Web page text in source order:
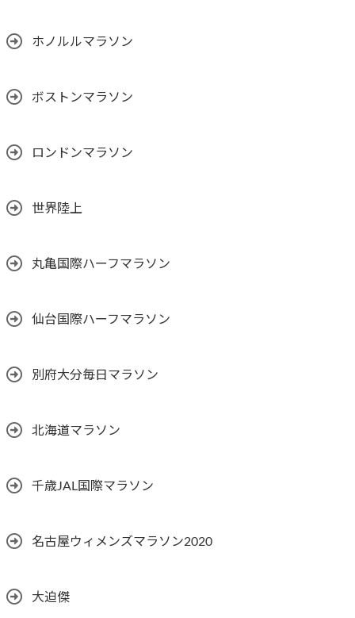
ホノルルマラソン
ボストンマラソン
ロンドンマラソン
世界陸上
丸亀国際ハーフマラソン
仙台国際ハーフマラソン
別府大分毎日マラソン
北海道マラソン
千歳JAL国際マラソン
名古屋ウィメンズマラソン2020
大迫傑